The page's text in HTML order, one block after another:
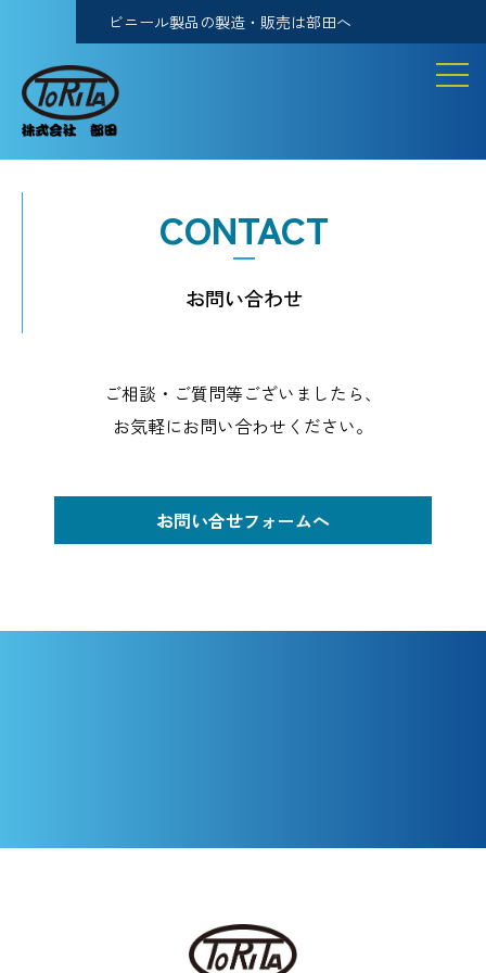
ビニール製品の製造・販売は部田へ
CONTACT
お問い合わせ
ご相談・ご質問等ございましたら、
お気軽にお問い合わせください。
お問い合せフォームへ